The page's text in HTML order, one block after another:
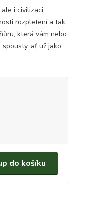
i civilizaci.
rozpletení a tak
která vám nebo
spousty, ať už jako
do košíku